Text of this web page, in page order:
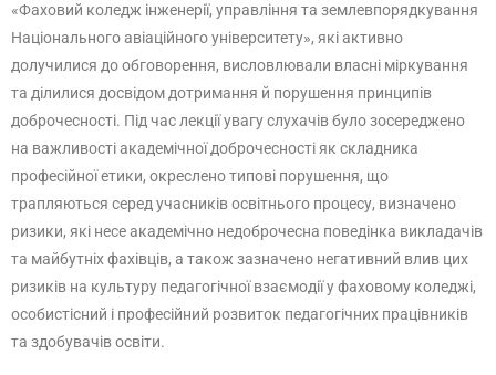
«Фаховий коледж інженерії, управління та землевпорядкування
Національного авіаційного університету», які активно
долучилися до обговорення, висловлювали власні міркування
та ділилися досвідом дотримання й порушення принципів
доброчесності. Під час лекції увагу слухачів було зосереджено
на важливості академічної доброчесності як складника
професійної етики, окреслено типові порушення, що
трапляються серед учасників освітнього процесу, визначено
ризики, які несе академічно недоброчесна поведінка викладачів
та майбутніх фахівців, а також зазначено негативний влив цих
ризиків на культуру педагогічної взаємодії у фаховому коледжі,
особистісний і професійний розвиток педагогічних працівників
та здобувачів освіти.